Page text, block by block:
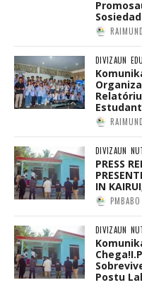
DIVIZAUN
DIVIZAUN
PRESS
IN
PMBABO
DIVIZAUN
Postu